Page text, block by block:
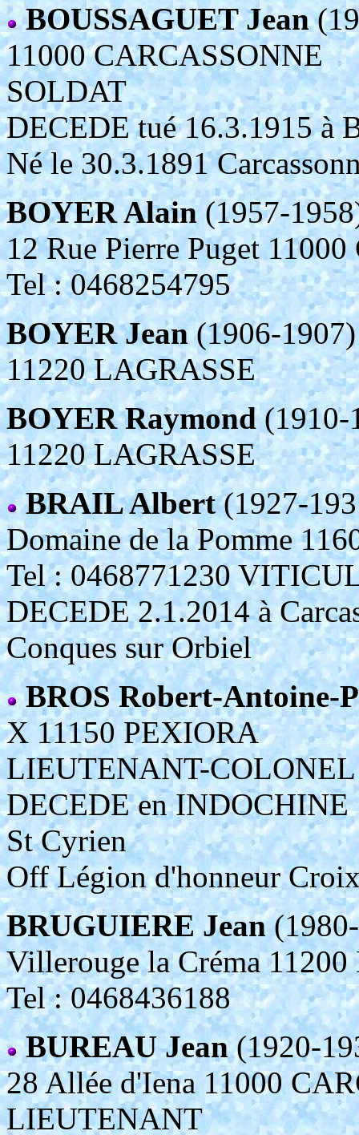
BOUSSAGUET Jean
11000 CARCASSONNE
SOLDAT
DECEDE tué 16.3.1915 à
Né le 30.3.1891
BOYER Alain(1957-
12 Rue Pierre Puget
Tel : 0468254795
BOYER Jean(1906-1907)
11220 LAGRASSE
BOYER Raymond(1910-
11220 LAGRASSE
BRAIL Albert(1927-
Domaine de la Pomme
Tel : 0468771230
DECEDE 2.1.2014 à
Conques sur Orbiel
BROS Robert-Antoine-
X 11150 PEXIORA
LIEUTENANT-COLONEL
DECEDE en INDOCHINE
St Cyrien
Off Légion d'honneur
BRUGUIERE Jean
Villerouge la Créma
Tel : 0468436188
BUREAU Jean(1920-
28 Allée d'Iena 11000
LIEUTENANT